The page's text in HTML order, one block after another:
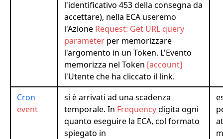
l'identificativo 453 della consegna da
accettare), nella ECA useremo
l'Azione Request: Get URL query
parameter per memorizzare
l'argomento in un Token. L'Evento
memorizza nel Token [account]
l'Utente che ha cliccato il link.
Cron
event
si è arrivati ad una scadenza
temporale. In Frequencydigita ogni
quanto eseguire la ECA, col formato
spiegato in